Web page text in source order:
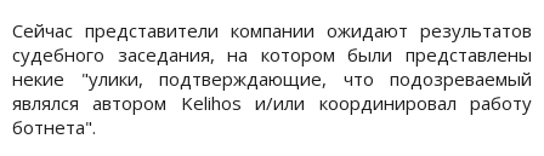
Сейчас представители компании ожидают результатов
судебного заседания, на котором были представлены
некие "улики, подтверждающие, что подозреваемый
являлся автором Kelihos и/или координировал работу
ботнета".